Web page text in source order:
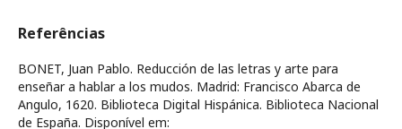
Referências
BONET, Juan Pablo. Reducción de las letras y arte para
enseñar a hablar a los mudos. Madrid: Francisco Abarca de
Angulo, 1620. Biblioteca Digital Hispánica. Biblioteca Nacional
de España. Disponível em: